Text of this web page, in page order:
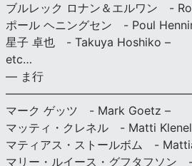
ブルレック ロナン＆エルワン -
ポール ヘニングセン - Poul
星子 卓也 - Takuya Hoshiko –
etc…
— ま行
マーク ゲッツ - Mark Goetz –
マッティ・クレネル - Matti
マティアス・ストールボム -
マリー・ルイース・グフタフソン